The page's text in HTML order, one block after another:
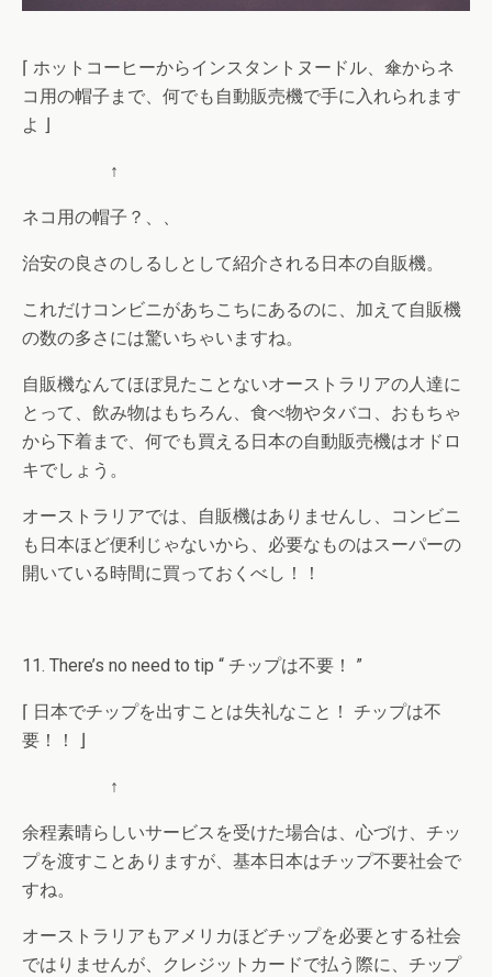
⌈ ホットコーヒーからインスタントヌードル、傘からネ
コ用の帽子まで、何でも自動販売機で手に入れられます
よ ⌋
↑
ネコ用の帽子？、、
治安の良さのしるしとして紹介される日本の自販機。
これだけコンビニがあちこちにあるのに、加えて自販機
の数の多さには驚いちゃいますね。
自販機なんてほぼ見たことないオーストラリアの人達に
とって、飲み物はもちろん、食べ物やタバコ、おもちゃ
から下着まで、何でも買える日本の自動販売機はオドロ
キでしょう。
オーストラリアでは、自販機はありませんし、コンビニ
も日本ほど便利じゃないから、必要なものはスーパーの
開いている時間に買っておくべし！！
11. There’s no need to tip “ チップは不要！ ”
⌈ 日本でチップを出すことは失礼なこと！ チップは不
要！！ ⌋
↑
余程素晴らしいサービスを受けた場合は、心づけ、チッ
プを渡すことありますが、基本日本はチップ不要社会で
すね。
オーストラリアもアメリカほどチップを必要とする社会
ではりませんが、クレジットカードで払う際に、チップ